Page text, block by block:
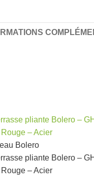
Bolero